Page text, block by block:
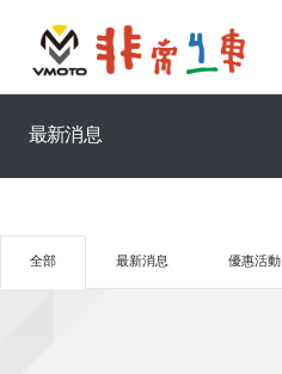
最新消息
全部 最新消息 優惠活動